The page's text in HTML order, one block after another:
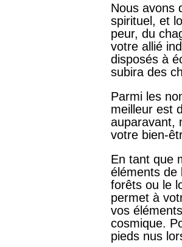
Nous avons
spirituel, et
peur, du
votre allié
disposés à
subira des
Parmi les
meilleur est
auparavant,
votre bien-
En tant que
éléments de
forêts ou le
permet à
vos
cosmique.
pieds nus